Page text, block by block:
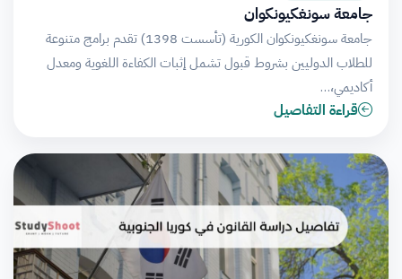
جامعة سونغكيونكوان
جامعة سونغكيونكوان الكورية (تأسست 1398) تقدم برامج متنوعة
للطلاب الدوليين بشروط قبول تشمل إثبات الكفاءة اللغوية ومعدل
أكاديمي،…
قراءة التفاصيل